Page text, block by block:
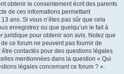
obtenir le consentement écrit des parents
de ces informations permettant
ans. Si vous n’êtes pas sûr que cela
enregistrez ou que quelqu’un le fait à
juridique pour obtenir son avis. Notez que
ce forum ne peuvent pas fournir de
contactés pour des questions légales
mentionnées dans la question « Qui
légales concernant ce forum ? ».